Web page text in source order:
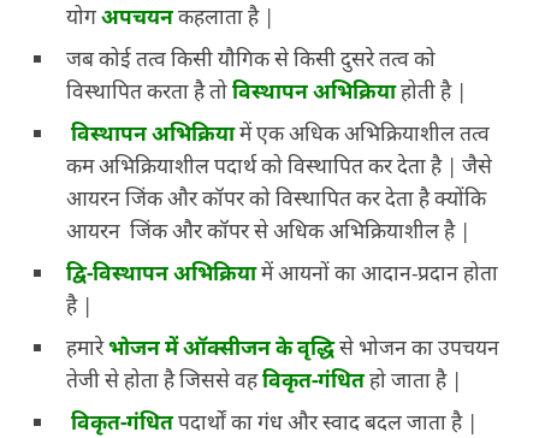
योगअपचयनकहलाता है |
जब कोई तत्व किसी यौगिक से किसी दुसरे तत्व को
विस्थापित करता है तोविस्थापन अभिक्रियाहोती है |
विस्थापन अभिक्रियामें एक अधिक अभिक्रियाशील तत्व
कम अभिक्रियाशील पदार्थ को विस्थापित कर देता है | जैसे
आयरन जिंक और कॉपर को विस्थापित कर देता है क्योंकि
आयरन जिंक और कॉपर से अधिक अभिक्रियाशील है |
द्वि-विस्थापन अभिक्रियामें आयनों का आदान-प्रदान होता
है |
हमारेभोजन में ऑक्सीजन के वृद्धिसे भोजन का उपचयन
तेजी से होता है जिससे वहविकृत-गंधितहो जाता है |
विकृत-गंधितपदार्थों का गंध और स्वाद बदल जाता है |